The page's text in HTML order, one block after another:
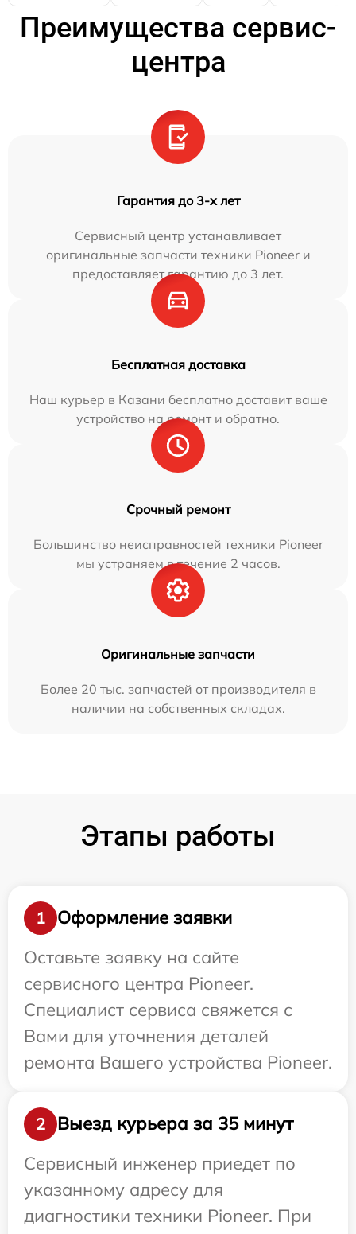
Преимущества сервис-
центра
Гарантия до 3-х лет
Сервисный центр устанавливает
оригинальные запчасти техники Pioneer и
предоставляет гарантию до 3 лет.
Бесплатная доставка
Наш курьер в Казани бесплатно доставит ваше
устройство на ремонт и обратно.
Срочный ремонт
Большинство неисправностей техники Pioneer
мы устраняем в течение 2 часов.
Оригинальные запчасти
Более 20 тыс. запчастей от производителя в
наличии на собственных складах.
Этапы работы
1
Оформление заявки
Оставьте заявку на сайте
сервисного центра Pioneer.
Специалист сервиса свяжется с
Вами для уточнения деталей
ремонта Вашего устройства Pioneer.
2
Выезд курьера за 35 минут
Сервисный инженер приедет по
указанному адресу для
диагностики техники Pioneer. При